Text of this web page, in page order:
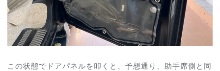
この状態でドアパネルを叩くと、予想通り、助手席側と同